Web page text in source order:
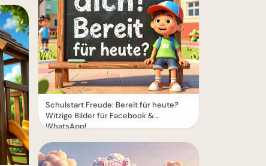
Schulstart Freude: Bereit für heute?
Witzige Bilder für Facebook &
WhatsApp!